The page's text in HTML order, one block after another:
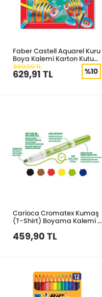
Faber Castell Aquarel Kuru
Boya Kalemi Karton Kutu
24 Renk
699,90 TL
629,91 TL %10
Carioca Cromatex Kumaş
(T-Shirt) Boyama Kalemi 6
459,90 TL